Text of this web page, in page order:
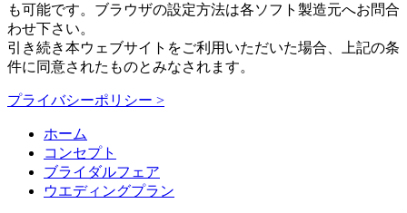
も可能です。ブラウザの設定方法は各ソフト製造元へお問合
わせ下さい。
引き続き本ウェブサイトをご利用いただいた場合、上記の条
件に同意されたものとみなされます。
プライバシーポリシー >
ホーム
コンセプト
ブライダルフェア
ウエディングプラン